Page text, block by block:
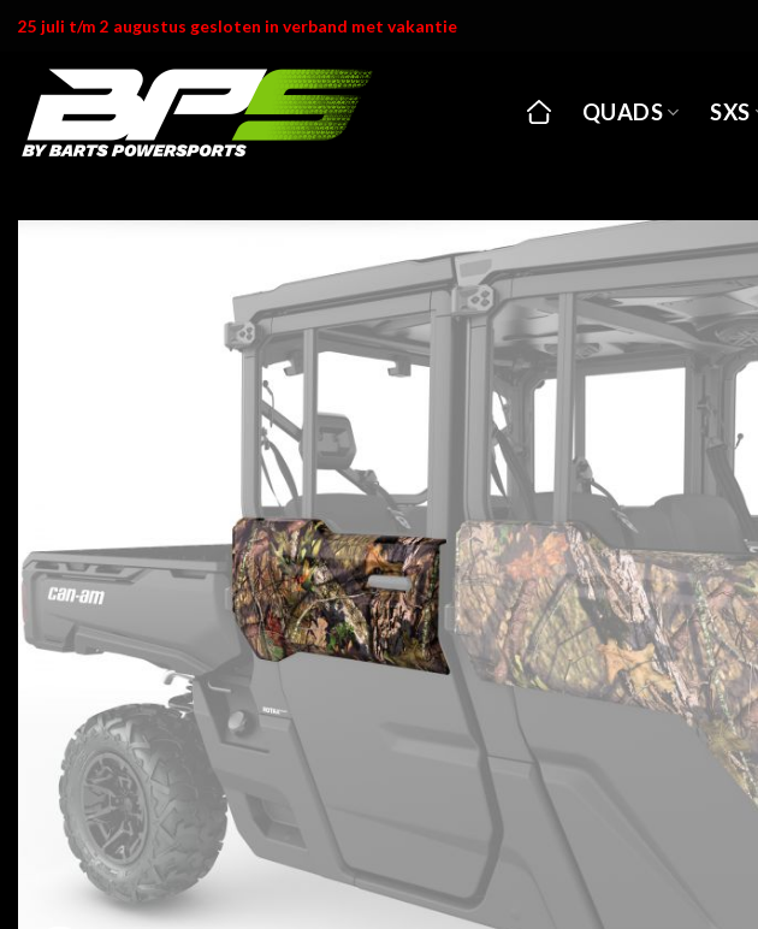
Ga
inhoud
25 juli t/m 2 augustus gesloten in verband met vakantie
QUADS SXS